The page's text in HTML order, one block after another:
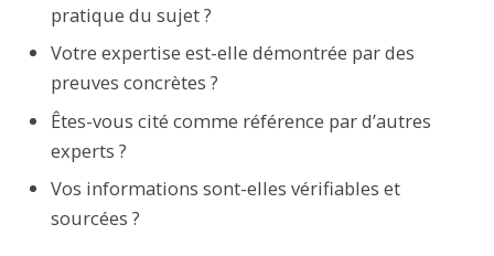
pratique du sujet ?
Votre expertise est-elle démontrée par des
preuves concrètes ?
Êtes-vous cité comme référence par d’autres
experts ?
Vos informations sont-elles vérifiables et
sourcées ?